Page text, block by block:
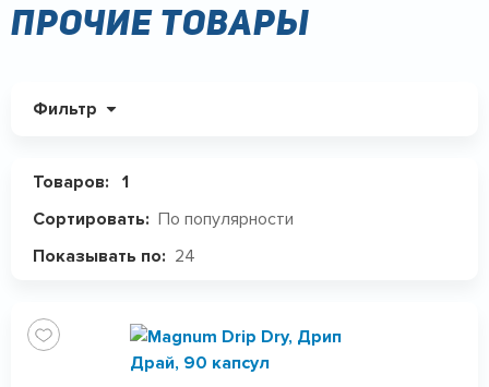
Прочие товары
Фильтр
Товаров:
1
Сортировать: По популярности
Показывать по: 24